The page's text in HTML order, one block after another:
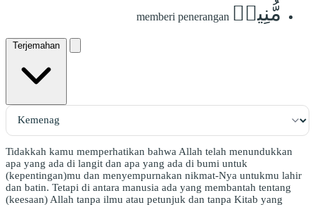
مُّنِيرٖ memberi penerangan
Terjemahan
Tidakkah kamu memperhatikan bahwa Allah telah menundukkan
apa yang ada di langit dan apa yang ada di bumi untuk
(kepentingan)mu dan menyempurnakan nikmat-Nya untukmu lahir
dan batin. Tetapi di antara manusia ada yang membantah tentang
(keesaan) Allah tanpa ilmu atau petunjuk dan tanpa Kitab yang